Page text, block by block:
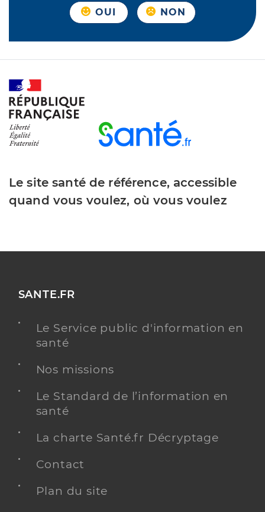
OUI NON
Le site santé de référence, accessible
quand vous voulez, où vous voulez
SANTE.FR
Le Service public d'information en
santé
Nos missions
Le Standard de l’information en
santé
La charte Santé.fr Décryptage
Contact
Plan du site